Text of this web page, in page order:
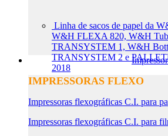
Linha de sacos de papel da
W&H FLEXA 820, W&H
TRANSYSTEM 1, W&H
TRANSYSTEM 2 e
2018
IMPRESSORAS FLEXO
Impressoras flexográficas C.I. para
Impressoras flexográficas C.I. para